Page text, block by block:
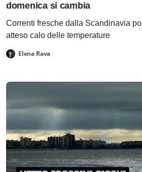
domenica si cambia
Correnti fresche dalla Scandinavia
atteso calo delle temperature
Elena Rava